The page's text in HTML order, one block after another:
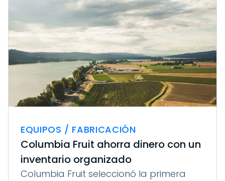
EQUIPOS / FABRICACIÓN
Columbia Fruit ahorra dinero con un
inventario organizado
Columbia Fruit seleccionó la primera